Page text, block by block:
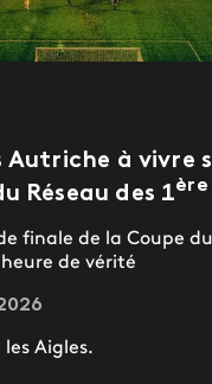
Autriche à vivre
Réseau des 1ère
finale de la Coupe
de vérité
les Aigles.